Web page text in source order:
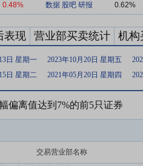
0.48% 数据 股吧 研报 0.62%
表现 营业部买卖统计 机构
日 星期一 2023年10月20日 星期五
日 星期二 2021年05月20日 星期四
偏离值达到7%的前5只证券
交易营业部名称